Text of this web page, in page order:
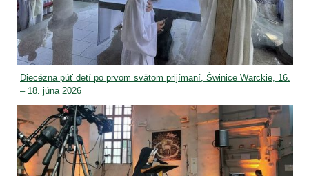
Diecézna púť detí po prvom svätom prijímaní, Świnice Warckie, 16.
– 18. júna 2026